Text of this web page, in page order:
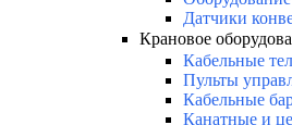
Датчики
Крановое
Кабельные
Пульты
Кабельные
Канатные и